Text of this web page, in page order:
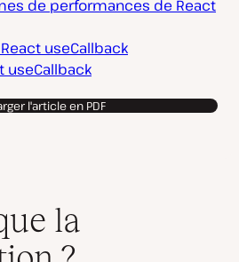
de performances de React
useCallback
useCallback
l'article en PDF
la